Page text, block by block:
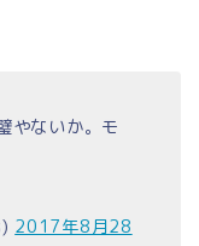
やないか。モ
2017年8月28